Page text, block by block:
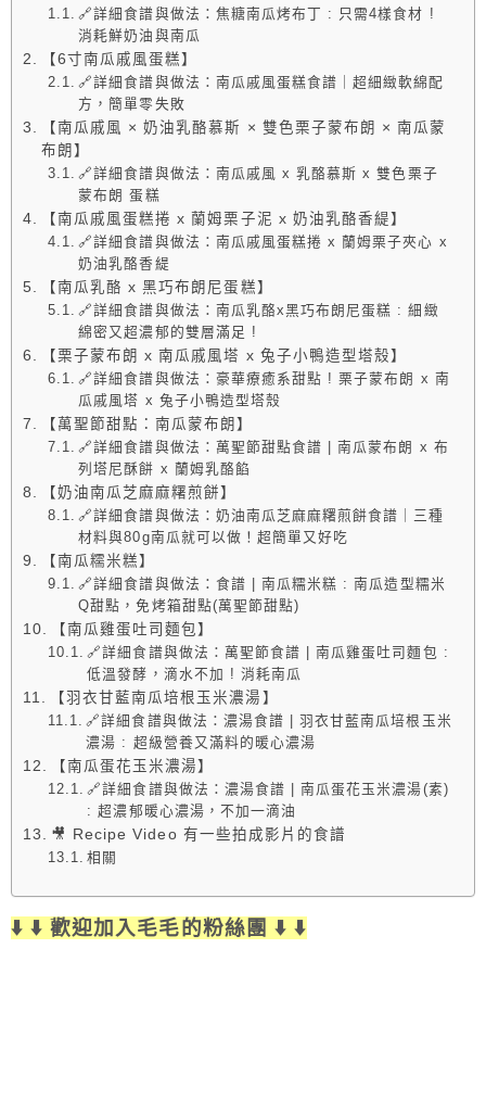
🔗詳細食譜與做法：焦糖南瓜烤布丁 : 只需4樣食材 !
消耗鮮奶油與南瓜
【6寸南瓜戚風蛋糕】
🔗詳細食譜與做法：南瓜戚風蛋糕食譜｜超細緻軟綿配
方，簡單零失敗
【南瓜戚風 × 奶油乳酪慕斯 × 雙色栗子蒙布朗 × 南瓜蒙
布朗】
🔗詳細食譜與做法：南瓜戚風 x 乳酪慕斯 x 雙色栗子
蒙布朗 蛋糕
【南瓜戚風蛋糕捲 x 蘭姆栗子泥 x 奶油乳酪香緹】
🔗詳細食譜與做法：南瓜戚風蛋糕捲 x 蘭姆栗子夾心 x
奶油乳酪香緹
【南瓜乳酪 x 黑巧布朗尼蛋糕】
🔗詳細食譜與做法：南瓜乳酪x黑巧布朗尼蛋糕 : 細緻
綿密又超濃郁的雙層滿足 !
【栗子蒙布朗 x 南瓜戚風塔 x 兔子小鴨造型塔殼】
🔗詳細食譜與做法：豪華療癒系甜點 ! 栗子蒙布朗 x 南
瓜戚風塔 x 兔子小鴨造型塔殼
【萬聖節甜點：南瓜蒙布朗】
🔗詳細食譜與做法：萬聖節甜點食譜 | 南瓜蒙布朗 x 布
列塔尼酥餅 x 蘭姆乳酪餡
【奶油南瓜芝麻麻糬煎餅】
🔗詳細食譜與做法：奶油南瓜芝麻麻糬煎餅食譜｜三種
材料與80g南瓜就可以做！超簡單又好吃
【南瓜糯米糕】
🔗詳細食譜與做法：食譜 | 南瓜糯米糕 : 南瓜造型糯米
Q甜點，免烤箱甜點(萬聖節甜點)
【南瓜雞蛋吐司麵包】
🔗詳細食譜與做法：萬聖節食譜 | 南瓜雞蛋吐司麵包 :
低溫發酵，滴水不加 ! 消耗南瓜
【羽衣甘藍南瓜培根玉米濃湯】
🔗詳細食譜與做法：濃湯食譜 | 羽衣甘藍南瓜培根玉米
濃湯 : 超級營養又滿料的暖心濃湯
【南瓜蛋花玉米濃湯】
🔗詳細食譜與做法：濃湯食譜 | 南瓜蛋花玉米濃湯(素)
: 超濃郁暖心濃湯，不加一滴油
🎥 Recipe Video 有一些拍成影片的食譜
相關
⬇️ ⬇️ 歡迎加入毛毛的粉絲團 ⬇️ ⬇️